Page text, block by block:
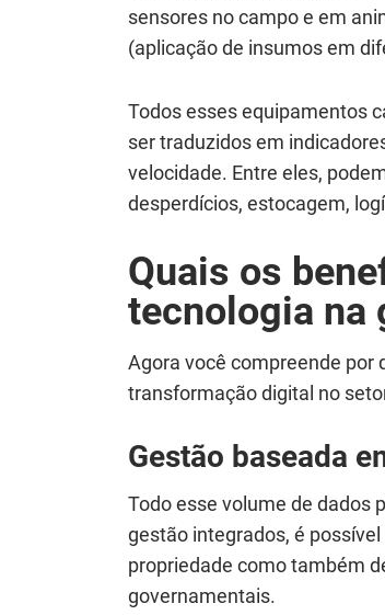
sensores no campo e em
(aplicação de insumos em
Todos esses equipamentos
ser traduzidos em
velocidade. Entre eles,
desperdícios, estocagem,
Quais os
tecnologia na
Agora você compreende por
transformação digital no
Gestão baseada
Todo esse volume de dados
gestão integrados, é
propriedade como também
governamentais.